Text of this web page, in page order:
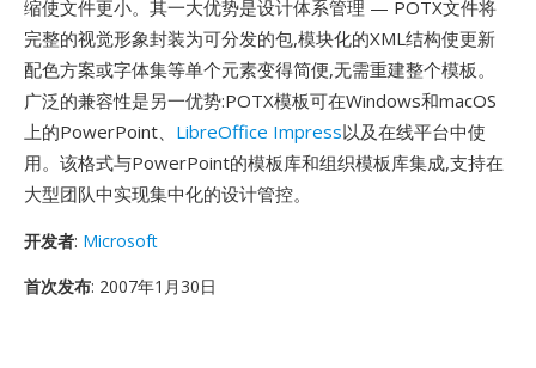
缩使文件更小。其一大优势是设计体系管理 — POTX文件将
完整的视觉形象封装为可分发的包,模块化的XML结构使更新
配色方案或字体集等单个元素变得简便,无需重建整个模板。
广泛的兼容性是另一优势:POTX模板可在Windows和macOS
上的PowerPoint、 LibreOffice Impress以及在线平台中使
用。该格式与PowerPoint的模板库和组织模板库集成,支持在
大型团队中实现集中化的设计管控。
开发者: Microsoft
首次发布: 2007年1月30日